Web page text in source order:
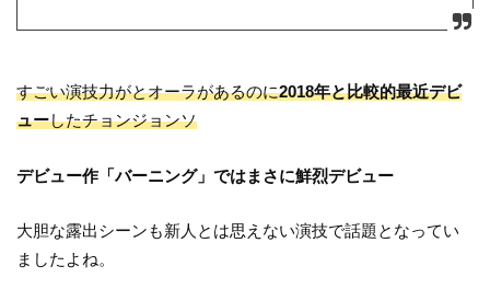
すごい演技力がとオーラがあるのに2018年と比較的最近デビ
ューしたチョンジョンソ
デビュー作「バーニング」ではまさに鮮烈デビュー
大胆な露出シーンも新人とは思えない演技で話題となってい
ましたよね。